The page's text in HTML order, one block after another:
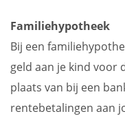
Familiehypotheek
Bij een
geld aan je kind voor
plaats van bij een
rentebetalingen aan